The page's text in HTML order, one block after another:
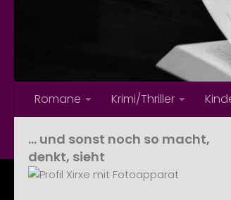
Romane Krimi/Thriller
… und sonst noch so macht,
denkt, sieht